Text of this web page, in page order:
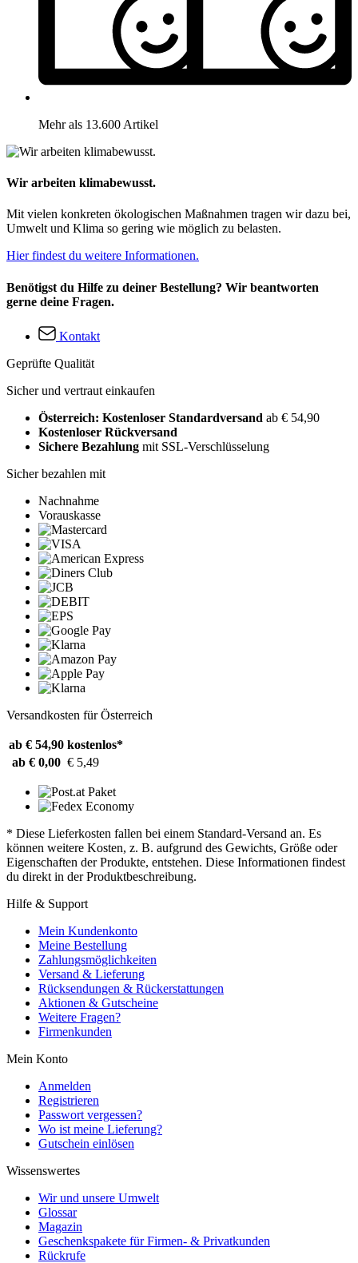
Mehr als 13.600 Artikel
Wir arbeiten klimabewusst.
Mit vielen konkreten ökologischen Maßnahmen tragen wir dazu bei,
Umwelt und Klima so gering wie möglich zu belasten.
Hier findest du weitere Informationen.
Benötigst du Hilfe zu deiner Bestellung? Wir beantworten
gerne deine Fragen.
Kontakt
Geprüfte Qualität
Sicher und vertraut einkaufen
Österreich: Kostenloser Standardversand ab € 54,90
Kostenloser Rückversand
Sichere Bezahlung mit SSL-Verschlüsselung
Sicher bezahlen mit
Nachnahme
Vorauskasse
Versandkosten für Österreich
ab € 54,90 kostenlos*
ab € 0,00 € 5,49
* Diese Lieferkosten fallen bei einem Standard-Versand an. Es
können weitere Kosten, z. B. aufgrund des Gewichts, Größe oder
Eigenschaften der Produkte, entstehen. Diese Informationen findest
du direkt in der Produktbeschreibung.
Hilfe & Support
Mein Kundenkonto
Meine Bestellung
Zahlungsmöglichkeiten
Versand & Lieferung
Rücksendungen & Rückerstattungen
Aktionen & Gutscheine
Weitere Fragen?
Firmenkunden
Mein Konto
Anmelden
Registrieren
Passwort vergessen?
Wo ist meine Lieferung?
Gutschein einlösen
Wissenswertes
Wir und unsere Umwelt
Glossar
Magazin
Geschenkspakete für Firmen- & Privatkunden
Rückrufe